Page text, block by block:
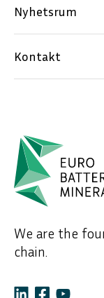
Nyhetsrum
Kontakt
We are the
chain.